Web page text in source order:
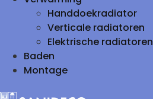
Handdoekradiator
Verticale radiatoren
Elektrische radiatoren
Baden
Montage